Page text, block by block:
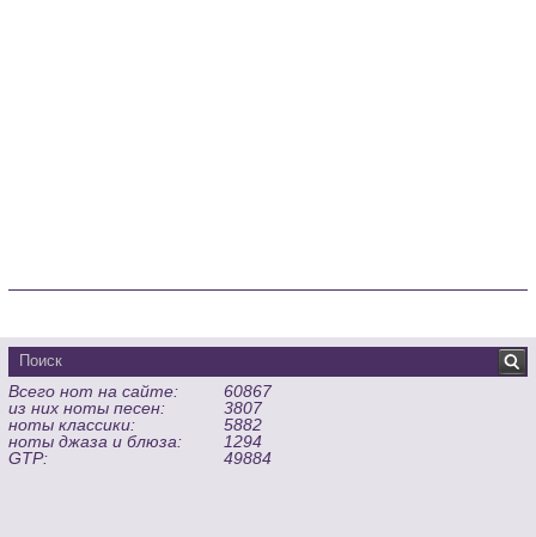
Всего нот на сайте:
60867
из них ноты песен:
3807
ноты классики:
5882
ноты джаза и блюза:
1294
GTP:
49884